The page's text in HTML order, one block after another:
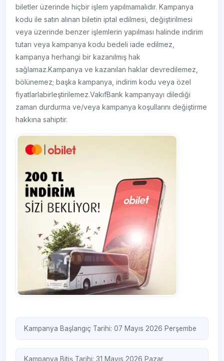
biletler üzerinde hiçbir işlem yapılmamalıdır. Kampanya
kodu ile satın alınan biletin iptal edilmesi, değiştirilmesi
veya üzerinde benzer işlemlerin yapılması halinde indirim
tutarı veya kampanya kodu bedeli iade edilmez,
kampanya herhangi bir kazanılmış hak
sağlamaz.Kampanya ve kazanılan haklar devredilemez,
bölünemez; başka kampanya, indirim kodu veya özel
fiyatlarlabirleştirilemez.VakıfBank kampanyayı dilediği
zaman durdurma ve/veya kampanya koşullarını değiştirme
hakkına sahiptir.
Kampanya Başlangıç Tarihi: 07 Mayıs 2026 Perşembe
Kampanya Bitiş Tarihi: 31 Mayıs 2026 Pazar